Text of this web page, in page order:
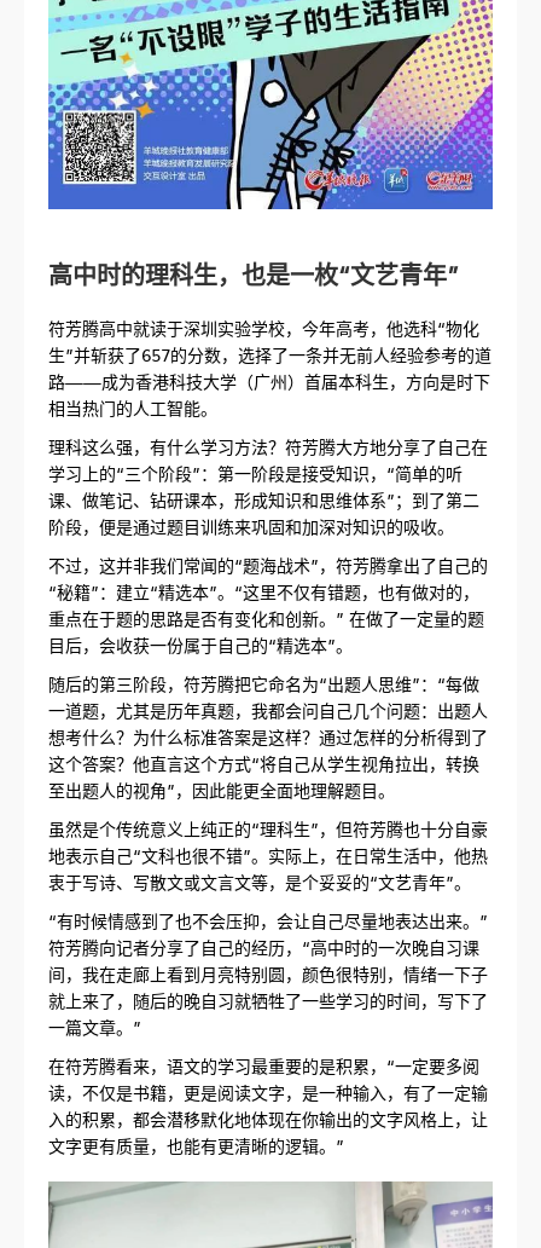
高中时的理科生，也是一枚“文艺青年”
符芳腾高中就读于深圳实验学校，今年高考，他选科“物化
生”并斩获了657的分数，选择了一条并无前人经验参考的道
路——成为香港科技大学（广州）首届本科生，方向是时下
相当热门的人工智能。
理科这么强，有什么学习方法？符芳腾大方地分享了自己在
学习上的“三个阶段”：第一阶段是接受知识，“简单的听
课、做笔记、钻研课本，形成知识和思维体系”；到了第二
阶段，便是通过题目训练来巩固和加深对知识的吸收。
不过，这并非我们常闻的“题海战术”，符芳腾拿出了自己的
“秘籍”：建立“精选本”。“这里不仅有错题，也有做对的，
重点在于题的思路是否有变化和创新。” 在做了一定量的题
目后，会收获一份属于自己的“精选本”。
随后的第三阶段，符芳腾把它命名为“出题人思维”：“每做
一道题，尤其是历年真题，我都会问自己几个问题：出题人
想考什么？为什么标准答案是这样？通过怎样的分析得到了
这个答案？他直言这个方式“将自己从学生视角拉出，转换
至出题人的视角”，因此能更全面地理解题目。
虽然是个传统意义上纯正的“理科生”，但符芳腾也十分自豪
地表示自己“文科也很不错”。实际上，在日常生活中，他热
衷于写诗、写散文或文言文等，是个妥妥的“文艺青年”。
“有时候情感到了也不会压抑，会让自己尽量地表达出来。”
符芳腾向记者分享了自己的经历，“高中时的一次晚自习课
间，我在走廊上看到月亮特别圆，颜色很特别，情绪一下子
就上来了，随后的晚自习就牺牲了一些学习的时间，写下了
一篇文章。”
在符芳腾看来，语文的学习最重要的是积累，“一定要多阅
读，不仅是书籍，更是阅读文字，是一种输入，有了一定输
入的积累，都会潜移默化地体现在你输出的文字风格上，让
文字更有质量，也能有更清晰的逻辑。”